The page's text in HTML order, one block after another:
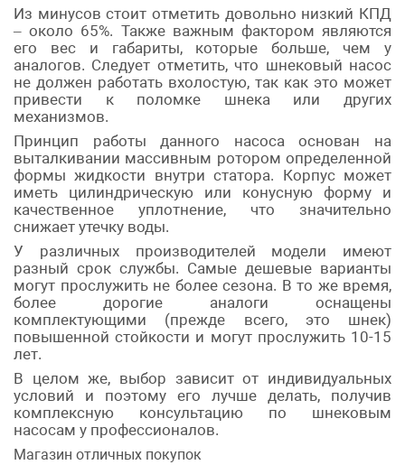
Из минусов стоит отметить довольно низкий КПД
– около 65%. Также важным фактором являются
его вес и габариты, которые больше, чем у
аналогов. Следует отметить, что шнековый насос
не должен работать вхолостую, так как это может
привести к поломке шнека или других
механизмов.
Принцип работы данного насоса основан на
выталкивании массивным ротором определенной
формы жидкости внутри статора. Корпус может
иметь цилиндрическую или конусную форму и
качественное уплотнение, что значительно
снижает утечку воды.
У различных производителей модели имеют
разный срок службы. Самые дешевые варианты
могут прослужить не более сезона. В то же время,
более дорогие аналоги оснащены
комплектующими (прежде всего, это шнек)
повышенной стойкости и могут прослужить 10-15
лет.
В целом же, выбор зависит от индивидуальных
условий и поэтому его лучше делать, получив
комплексную консультацию по шнековым
насосам у профессионалов.
Магазин отличных покупок